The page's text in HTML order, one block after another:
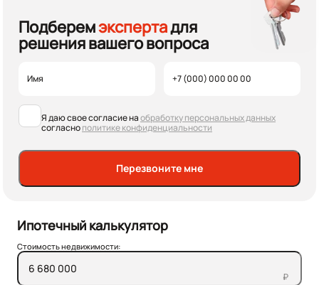
Подберемэкспертадля
решения вашего вопроса
Я даю свое согласие наобработку персональных данных
согласнополитике конфиденциальности
Перезвоните мне
Ипотечный калькулятор
Стоимость недвижимости:
₽